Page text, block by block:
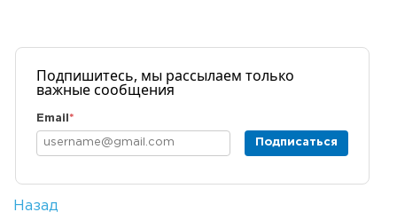
Подпишитесь, мы рассылаем только
важные сообщения
Email *
Подписаться
Назад